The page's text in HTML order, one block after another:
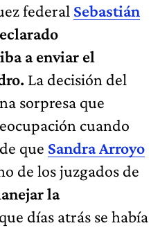
federal Sebastián
a enviar el
La decisión del
sorpresa que
cuando
que Sandra Arroyo
de los juzgados de
la
días atrás se había